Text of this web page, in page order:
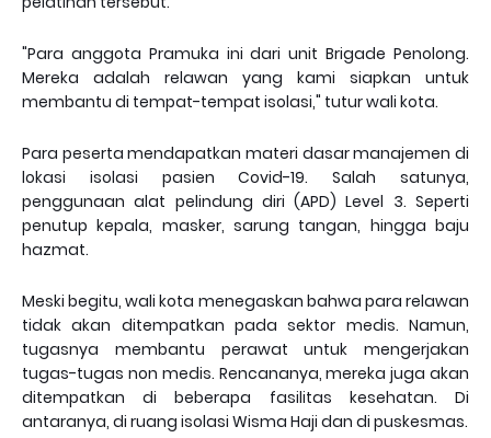
"Para anggota Pramuka ini dari unit Brigade Penolong.
Mereka adalah relawan yang kami siapkan untuk
membantu di tempat-tempat isolasi," tutur wali kota.
Para peserta mendapatkan materi dasar manajemen di
lokasi isolasi pasien Covid-19. Salah satunya,
penggunaan alat pelindung diri (APD) Level 3. Seperti
penutup kepala, masker, sarung tangan, hingga baju
hazmat.
Meski begitu, wali kota menegaskan bahwa para relawan
tidak akan ditempatkan pada sektor medis. Namun,
tugasnya membantu perawat untuk mengerjakan
tugas-tugas non medis. Rencananya, mereka juga akan
ditempatkan di beberapa fasilitas kesehatan. Di
antaranya, di ruang isolasi Wisma Haji dan di puskesmas.